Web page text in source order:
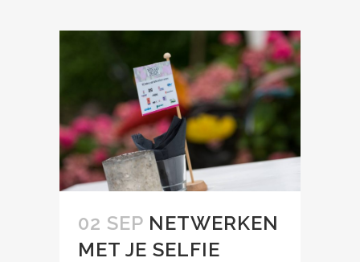
02 SEP NETWERKEN
MET JE SELFIE